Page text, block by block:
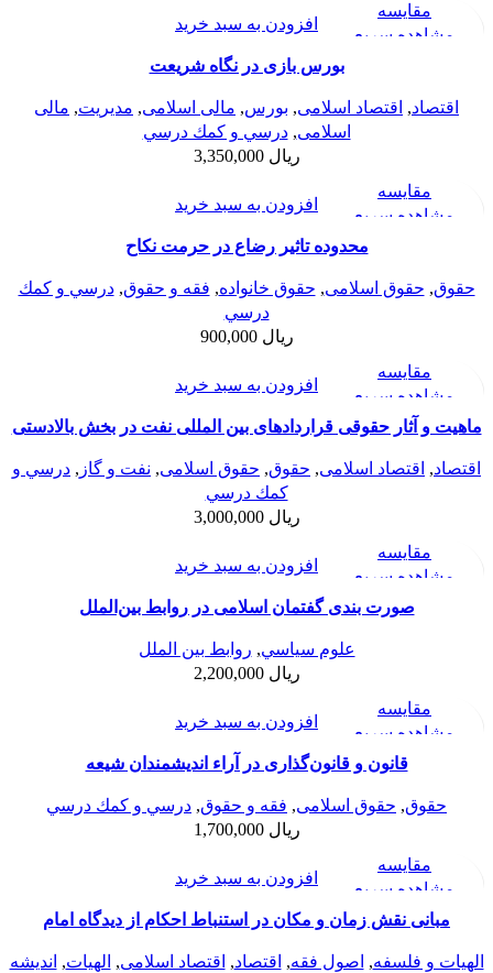
مقایسه
مشاهده سریع
افزودن به سبد خرید
بورس بازی در نگاه شریعت
اقتصاد, اقتصاد اسلامی, بورس, مالی اسلامی, مديريت, مالی
اسلامی,درسي و كمك درسي
ریال 3,350,000
مقایسه
مشاهده سریع
افزودن به علاقه مندی
افزودن به سبد خرید
محدوده تاثیر رضاع در حرمت نکاح
حقوق, حقوق اسلامی, حقوق خانواده, فقه و حقوق,درسي و كمك
درسي
ریال 900,000
مقایسه
مشاهده سریع
افزودن به علاقه مندی
افزودن به سبد خرید
ماهیت و آثار حقوقی قراردادهای بین المللی نفت در بخش بالادستی
اقتصاد, اقتصاد اسلامی, حقوق, حقوق اسلامی, نفت و گاز , درسي و
كمك درسي
ریال 3,000,000
مقایسه
مشاهده سریع
افزودن به علاقه مندی
افزودن به سبد خرید
صورت بندی گفتمان اسلامی در روابط بین‌الملل
علوم سياسي, روابط بین الملل
ریال 2,200,000
مقایسه
مشاهده سریع
افزودن به علاقه مندی
افزودن به سبد خرید
قانون و قانون‌گذاری در آراء اندیشمندان شیعه
حقوق, حقوق اسلامی, فقه و حقوق, درسي و كمك درسي
ریال 1,700,000
مقایسه
مشاهده سریع
افزودن به علاقه مندی
افزودن به سبد خرید
مبانی نقش زمان و مکان در استنباط احکام از دیدگاه امام
الهیات و فلسفه, اصول فقه, اقتصاد, اقتصاد اسلامی, الهيات, اندیشه